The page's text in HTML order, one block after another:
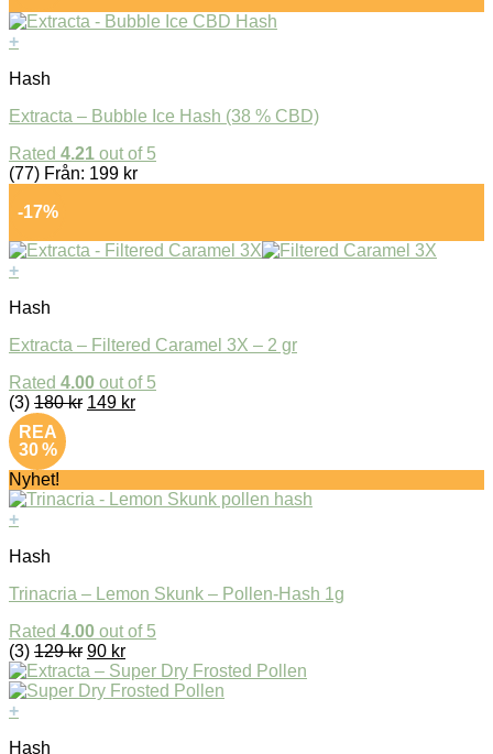
+
Hash
Extracta – Bubble Ice Hash (38 % CBD)
Rated 4.21 out of 5
(77) Från: 199 kr
-17%
+
Hash
Extracta – Filtered Caramel 3X – 2 gr
Rated 4.00 out of 5
(3) 180kr 149 kr
REA
30 %
Nyhet!
+
Hash
Trinacria – Lemon Skunk – Pollen-Hash 1g
Rated 4.00 out of 5
(3) 129kr 90 kr
+
Hash